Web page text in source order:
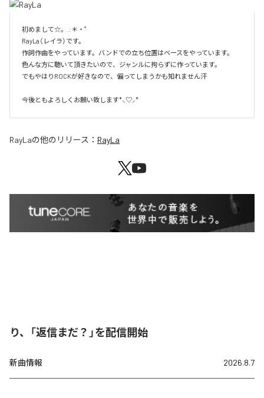
初めまして☆。.:＊・゜
RayLa（レイラ）です。
作詞作曲をやっています。バンドでの立ち位置はベースをやっています。
色んな方に聴いて頂きたいので、ジャンルに拘らずに作っています。
でもやはりROCKが好きなので、偏ってしまうかも知れません汗
今後ともよろしくお願い致します*⸜♡⸝*
RayLaの他のリリース： RayLa
り、「返信まだ？」を配信開始
新曲情報 2026.8.7